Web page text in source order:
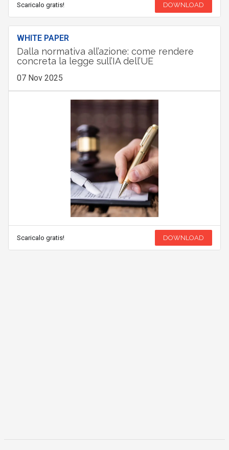
Scaricalo gratis! DOWNLOAD
WHITE PAPER
Dalla normativa all’azione: come rendere
concreta la legge sull’IA dell’UE
07 Nov 2025
Scaricalo gratis! DOWNLOAD